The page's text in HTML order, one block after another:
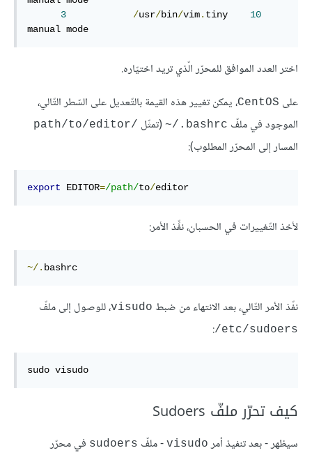
3
/usr/bin/vim. tiny 10
manual mode
اختر العدد الموافق للمحرّر الّذي تريد اختيّاره.
على CentOS، يمكن تغيير هذه القيمة بالتّعديل على السّطر التّالي،
الموجود في ملفّ bashrc./~ (تمثّل /path/to/editor
المسار إلى المحرّر المطلوب):
export EDITOR=/path/to/editor
لأخذ التّغييرات في الحسبان، نفِّذ الأمر:
~/. bashrc
نفّذ الأمر التّالي، بعد الانتهاء من ضبط visudo، للوصول إلى ملفّ
etc/sudoers/
:
sudo visudo
كيف تحرّر ملفّ Sudoers
سيظهر - بعد تنفيذ أمر visudo - ملفّ sudoers في محرّر